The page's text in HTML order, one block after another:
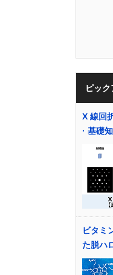
ピッ
X 線回
· 基礎
ビタミ
た脱ハ